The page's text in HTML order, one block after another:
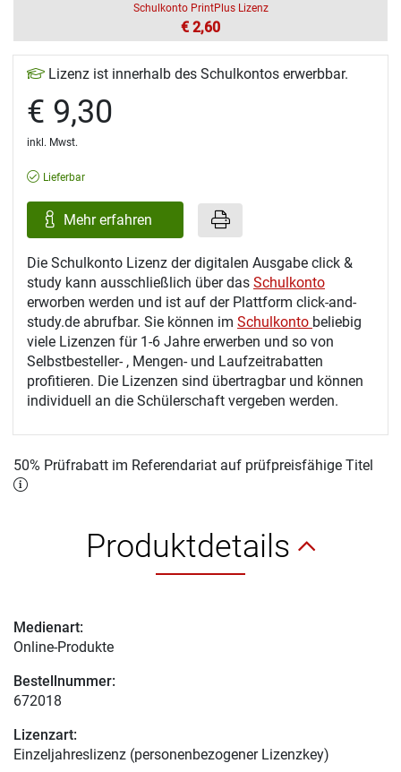
Schulkonto PrintPlus Lizenz
€ 2,60
Lizenz ist innerhalb des Schulkontos erwerbbar.
€ 9,30
inkl. Mwst.
Lieferbar
Mehr erfahren
Die Schulkonto Lizenz der digitalen Ausgabe click &
study kann ausschließlich über das Schulkonto
erworben werden und ist auf der Plattform click-and-
study.de abrufbar. Sie können im Schulkonto beliebig
viele Lizenzen für 1-6 Jahre erwerben und so von
Selbstbesteller- , Mengen- und Laufzeitrabatten
profitieren. Die Lizenzen sind übertragbar und können
individuell an die Schülerschaft vergeben werden.
50% Prüfrabatt im Referendariat auf prüfpreisfähige Titel
Produktdetails
Medienart:
Online-Produkte
Bestellnummer:
672018
Lizenzart:
Einzeljahreslizenz (personenbezogener Lizenzkey)